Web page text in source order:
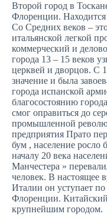
Второй город в
Флоренции.
Со Средних веков –
итальянской легкой
коммерческий и
города 13 – 15 веков
церквей и дворцов. С
значение и была
города испанской
благосостоянию
смог оправиться до
промышленной
предприятия Прато
бум , население
началу 20 века
Манчестера »
человек. В настоящее
Италии он уступает
Флоренции. Китайский
крупнейшим городом.